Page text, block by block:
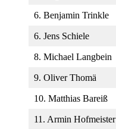
6. Benjamin Trinkle
6. Jens Schiele
8. Michael Langbein
9. Oliver Thomä
10. Matthias Bareiß
11. Armin Hofmeister